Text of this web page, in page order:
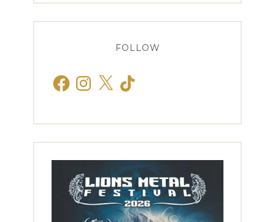
FOLLOW
FacebookInstagram
X TikTok